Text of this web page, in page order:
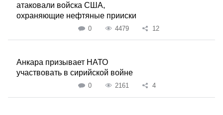
атаковали войска США,
охраняющие нефтяные прииски
0 4479 12
Анкара призывает НАТО
участвовать в сирийской войне
0 2161 4